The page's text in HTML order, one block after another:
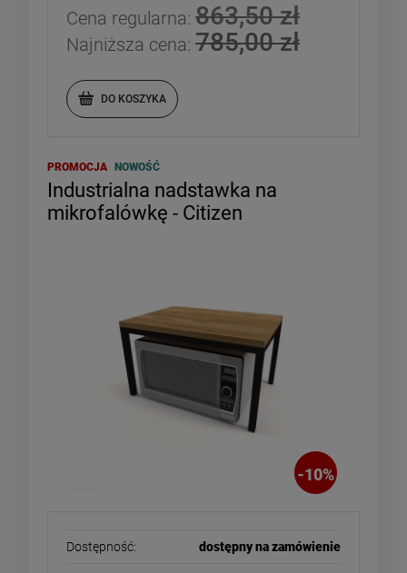
Cena regularna: 863,50 zł
Najniższa cena: 785,00 zł
DO KOSZYKA
Industrialna nadstawka na
mikrofalówkę - Citizen
-10%
Dostępność: dostępny na zamówienie
PROMOCJA NOWOŚĆ